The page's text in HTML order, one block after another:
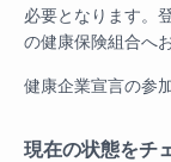
必要となります。
の健康保険組合へ
健康企業宣言の参
現在の状態をチ